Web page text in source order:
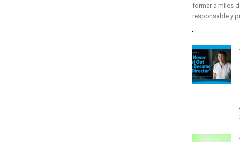
formar a miles
responsable y